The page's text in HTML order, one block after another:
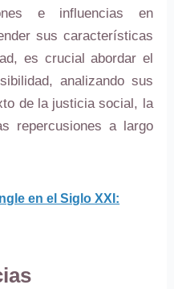
e influencias en
sus características
es crucial abordar el
analizando sus
de la justicia social, la
repercusiones a largo
en el Siglo XXI: